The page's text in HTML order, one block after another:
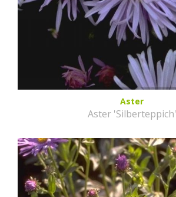
Aster
Aster 'Silberteppich'